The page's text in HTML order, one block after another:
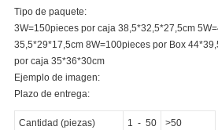
Tipo de paquete:
3W=150pieces por caja 38,5*32,5*27,5cm
35,5*29*17,5cm 8W=100pieces por Box
por caja 35*36*30cm
Ejemplo de imagen:
Plazo de entrega:
Cantidad (piezas) 1 - 50 >50